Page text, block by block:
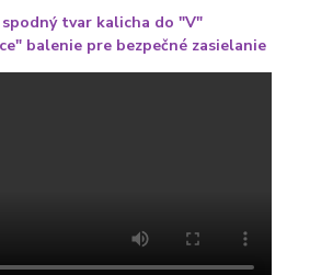
spodný tvar kalicha do "V"
balenie pre bezpečné zasielanie